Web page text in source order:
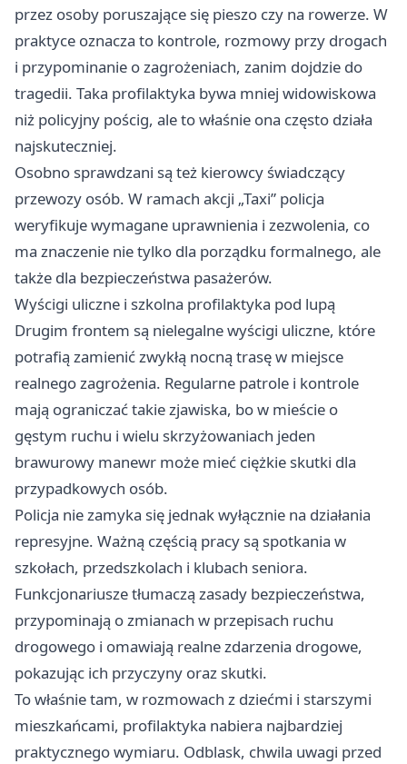
przez osoby poruszające się pieszo czy na rowerze. W
praktyce oznacza to kontrole, rozmowy przy drogach
i przypominanie o zagrożeniach, zanim dojdzie do
tragedii. Taka profilaktyka bywa mniej widowiskowa
niż policyjny pościg, ale to właśnie ona często działa
najskuteczniej.
Osobno sprawdzani są też kierowcy świadczący
przewozy osób. W ramach akcji „Taxi” policja
weryfikuje wymagane uprawnienia i zezwolenia, co
ma znaczenie nie tylko dla porządku formalnego, ale
także dla bezpieczeństwa pasażerów.
Wyścigi uliczne i szkolna profilaktyka pod lupą
Drugim frontem są nielegalne wyścigi uliczne, które
potrafią zamienić zwykłą nocną trasę w miejsce
realnego zagrożenia. Regularne patrole i kontrole
mają ograniczać takie zjawiska, bo w mieście o
gęstym ruchu i wielu skrzyżowaniach jeden
brawurowy manewr może mieć ciężkie skutki dla
przypadkowych osób.
Policja nie zamyka się jednak wyłącznie na działania
represyjne. Ważną częścią pracy są spotkania w
szkołach, przedszkolach i klubach seniora.
Funkcjonariusze tłumaczą zasady bezpieczeństwa,
przypominają o zmianach w przepisach ruchu
drogowego i omawiają realne zdarzenia drogowe,
pokazując ich przyczyny oraz skutki.
To właśnie tam, w rozmowach z dziećmi i starszymi
mieszkańcami, profilaktyka nabiera najbardziej
praktycznego wymiaru. Odblask, chwila uwagi przed